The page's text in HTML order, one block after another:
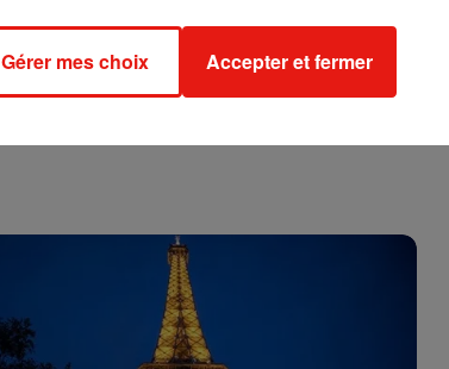
Gérer mes choix Accepter et fermer